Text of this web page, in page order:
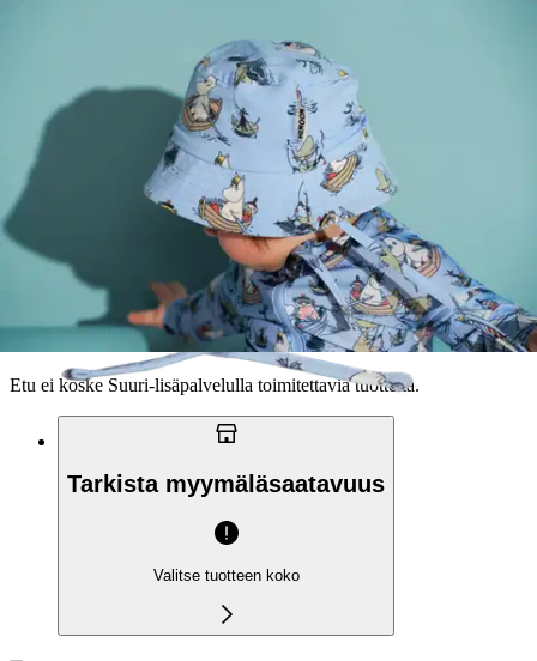
Valitse toimitustapa
Nouto myymälästä
Siirry valitsemaan myymälä
Toimitus
Ei saatavilla
Ilmainen toimitus yli 100 €:n tilauksille
Postin pakettiautomaattiin tai
palvelupisteeseen!
Etu ei koske Suuri‑lisäpalvelulla toimitettavia tuotteita.
Tarkista myymäläsaatavuus
Valitse tuotteen koko